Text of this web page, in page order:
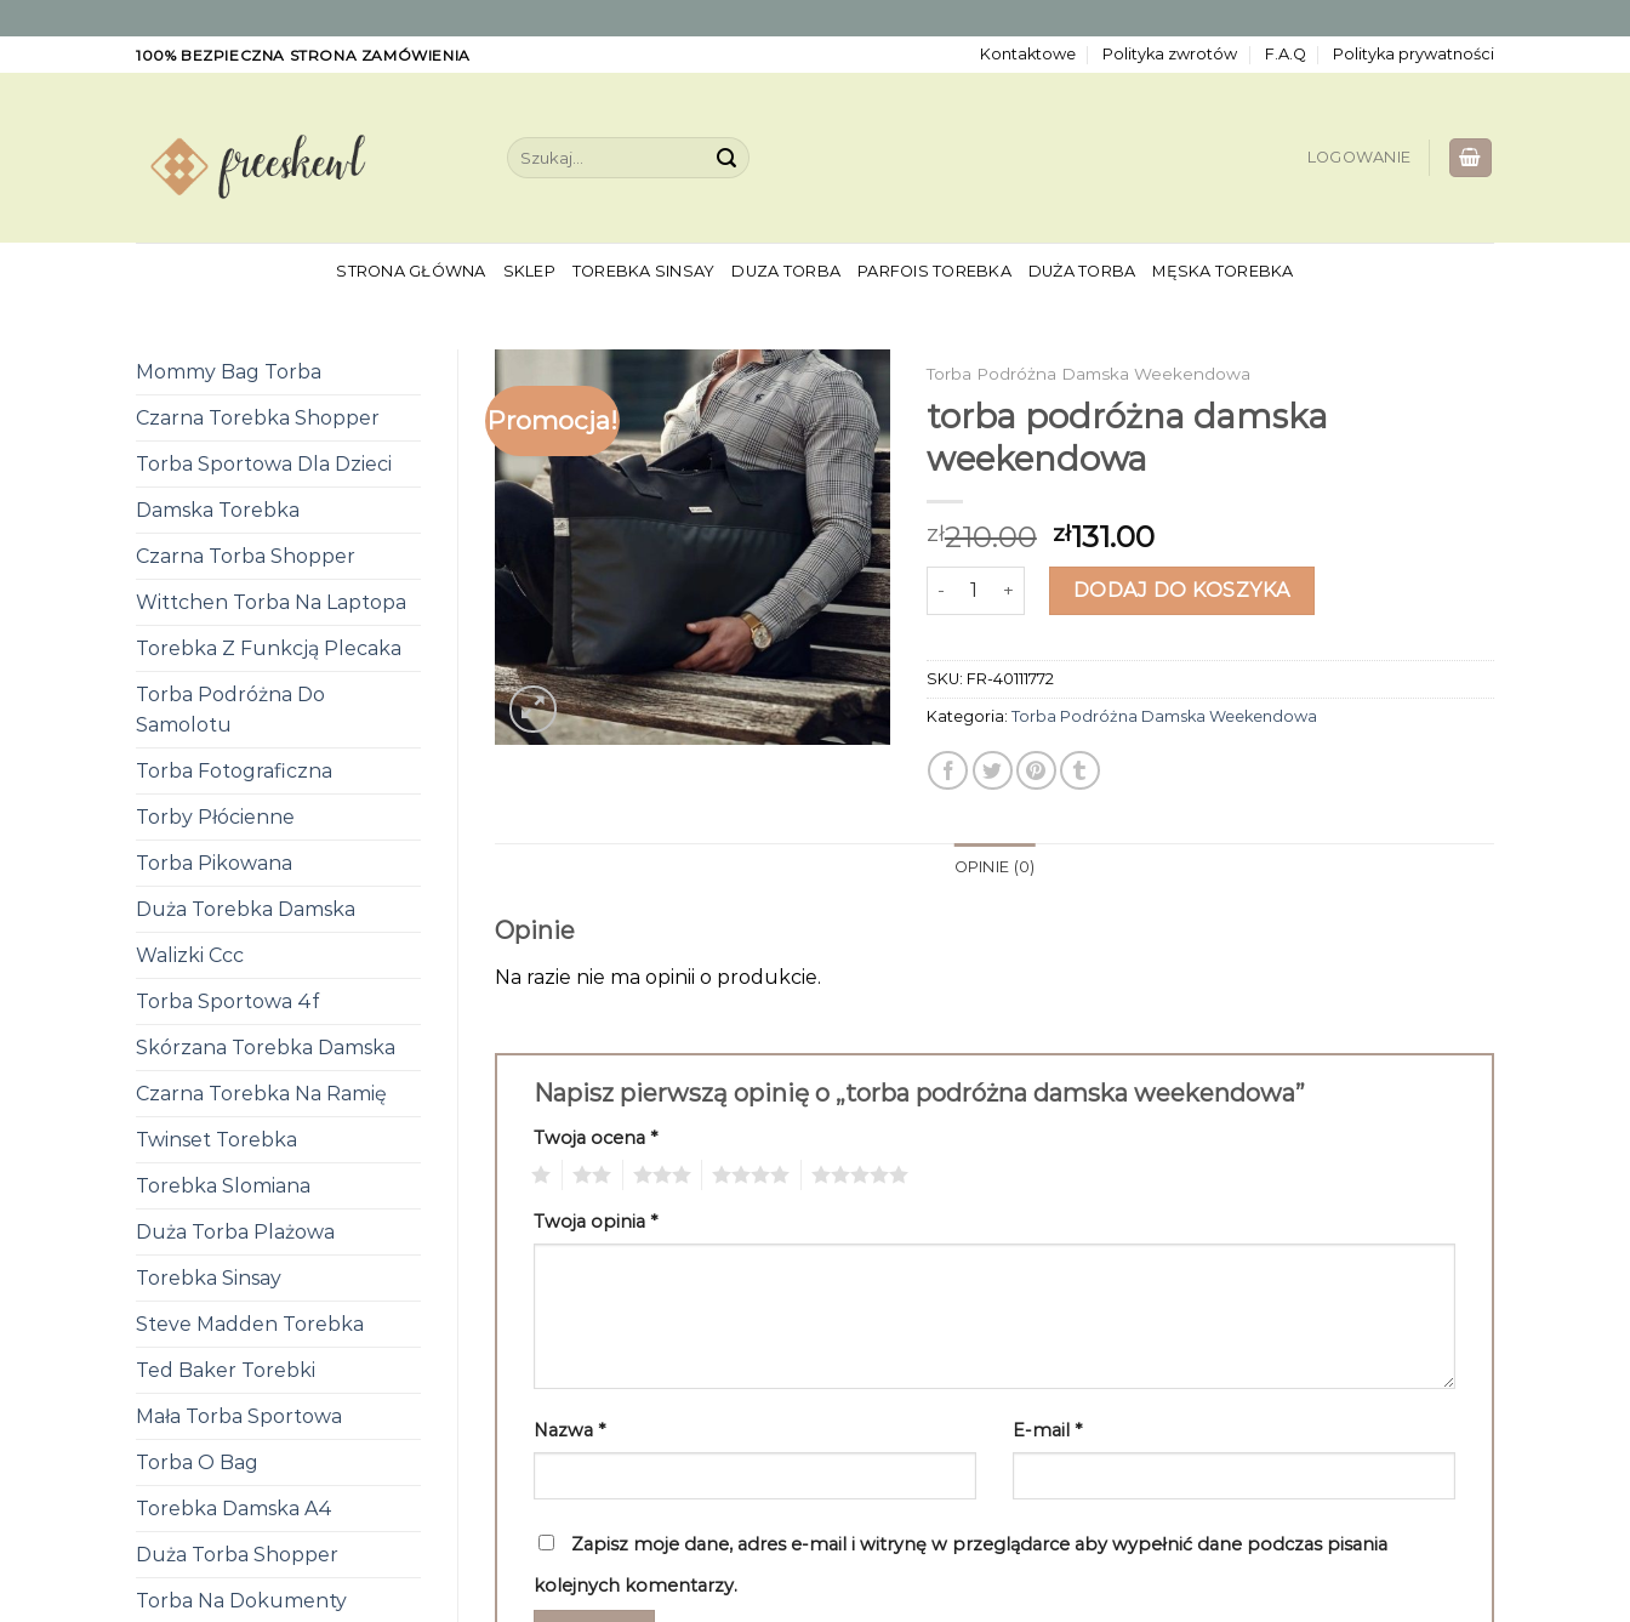
to
100% BEZPIECZNA STRONA ZAMÓWIENIA Kontaktowe Polityka zwrotów F.A.Q Polityka prywatności
Szukaj:
LOGOWANIE
STRONA GŁÓWNA SKLEP TOREBKA SINSAY DUZA TORBA PARFOIS TOREBKA DUŻA TORBA MĘSKA TOREBKA
Mommy Bag Torba
Czarna Torebka Shopper
Torba Sportowa Dla Dzieci
Damska Torebka
Czarna Torba Shopper
Wittchen Torba Na Laptopa
Torebka Z Funkcją Plecaka
Torba Podróżna Do
Samolotu
Torba Fotograficzna
Torby Płócienne
Torba Pikowana
Duża Torebka Damska
Walizki Ccc
Torba Sportowa 4f
Skórzana Torebka Damska
Czarna Torebka Na Ramię
Twinset Torebka
Torebka Slomiana
Duża Torba Plażowa
Torebka Sinsay
Steve Madden Torebka
Ted Baker Torebki
Mała Torba Sportowa
Torba O Bag
Torebka Damska A4
Duża Torba Shopper
Torba Na Dokumenty
Promocja!
Torba Podróżna Damska Weekendowa
torba podróżna damska
weekendowa
zł210.00 zł131.00
ilość torba podróżna damska weekendowa
DODAJ DO KOSZYKA
SKU: FR-40111772
Kategoria: Torba Podróżna Damska Weekendowa
OPINIE (0)
Opinie
Na razie nie ma opinii o produkcie.
Napisz pierwszą opinię o „torba podróżna damska weekendowa”
Twoja ocena *
Twoja opinia *
Nazwa * E-mail *
Zapisz moje dane, adres e-mail i witrynę w przeglądarce aby wypełnić dane podczas pisania
kolejnych komentarzy.